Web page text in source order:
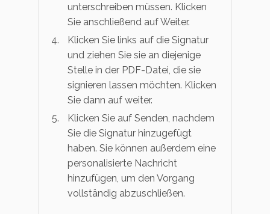
unterschreiben müssen. Klicken
Sie anschließend auf Weiter.
Klicken Sie links auf die Signatur
und ziehen Sie sie an diejenige
Stelle in der PDF-Datei, die sie
signieren lassen möchten. Klicken
Sie dann auf weiter.
Klicken Sie auf Senden, nachdem
Sie die Signatur hinzugefügt
haben. Sie können außerdem eine
personalisierte Nachricht
hinzufügen, um den Vorgang
vollständig abzuschließen.